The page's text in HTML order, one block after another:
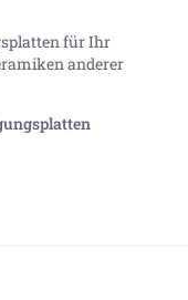
für Ihr
anderer
als optisch